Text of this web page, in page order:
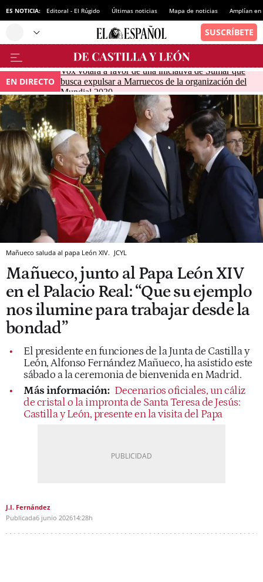
ES NOTICIA: Editoral - El Rúgido Últimas noticias Mapa de noticias Amplían
EN DIRECTO
Vox votará a favor de una iniciativa de Sumar que
busca expulsar a Marruecos de la organización del
Mundial 2030
Mañueco saluda al papa León XIV. JCYL
Mañueco, junto al Papa León XIV
en el Palacio Real: “Que su ejemplo
nos ilumine para trabajar desde la
bondad”
El presidente en funciones de la Junta de Castilla y
León, Alfonso Fernández Mañueco, ha asistido este
sábado a la ceremonia de bienvenida en Madrid.
Más información: Decenarios oficiales, un cáliz
de cristal o la impronta de Santa Teresa de Jesús:
Castilla y León, presente en la visita del Papa
J.I. Fernández
Publicada6 junio 202614:28h